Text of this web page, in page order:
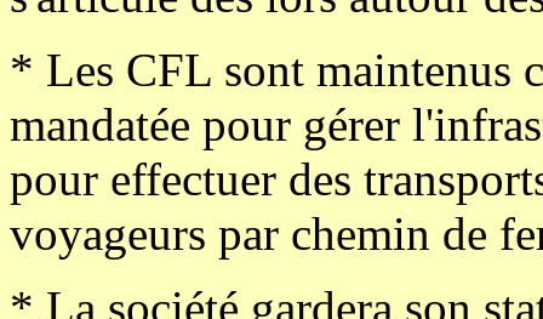
* Les CFL sont maintenus
mandatée pour gérer
pour effectuer des
voyageurs par chemin de
* La société gardera son